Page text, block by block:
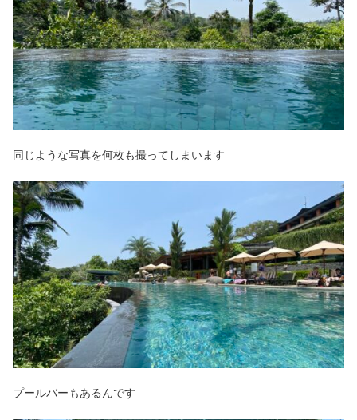
同じような写真を何枚も撮ってしまいます
プールバーもあるんです